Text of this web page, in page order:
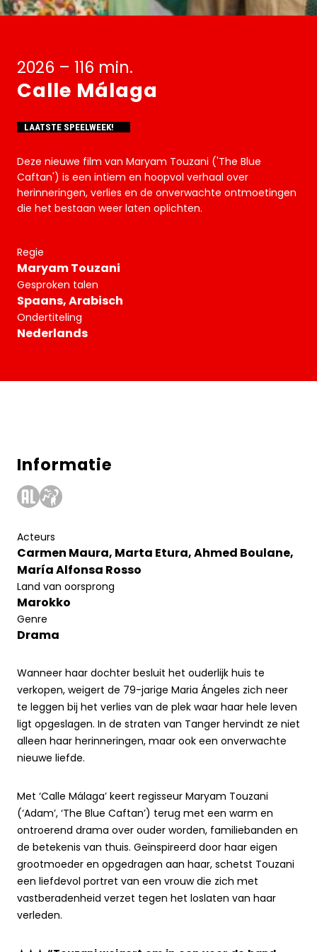
2026 – 116 min.
Calle Málaga
LAATSTE SPEELWEEK!
Deze nieuwe film van Maryam Touzani ('The Blue
Caftan') is een intiem en hoopvol verhaal over
herinneringen, verlies en de onverwachte ontmoetingen
die het bestaan weer laten oplichten.
Regie
Maryam Touzani
Gesproken talen
Spaans, Arabisch
Ondertiteling
Nederlands
Informatie
Acteurs
Carmen Maura, Marta Etura, Ahmed Boulane,
María Alfonsa Rosso
Land van oorsprong
Marokko
Genre
Drama
Wanneer haar dochter besluit het ouderlijk huis te
verkopen, weigert de 79-jarige Maria Ángeles zich neer
te leggen bij het verlies van de plek waar haar hele leven
ligt opgeslagen. In de straten van Tanger hervindt ze niet
alleen haar herinneringen, maar ook een onverwachte
nieuwe liefde.
Met ‘Calle Málaga’ keert regisseur Maryam Touzani
(‘Adam’, ‘The Blue Caftan’) terug met een warm en
ontroerend drama over ouder worden, familiebanden en
de betekenis van thuis. Geïnspireerd door haar eigen
grootmoeder en opgedragen aan haar, schetst Touzani
een liefdevol portret van een vrouw die zich met
vastberadenheid verzet tegen het loslaten van haar
verleden.